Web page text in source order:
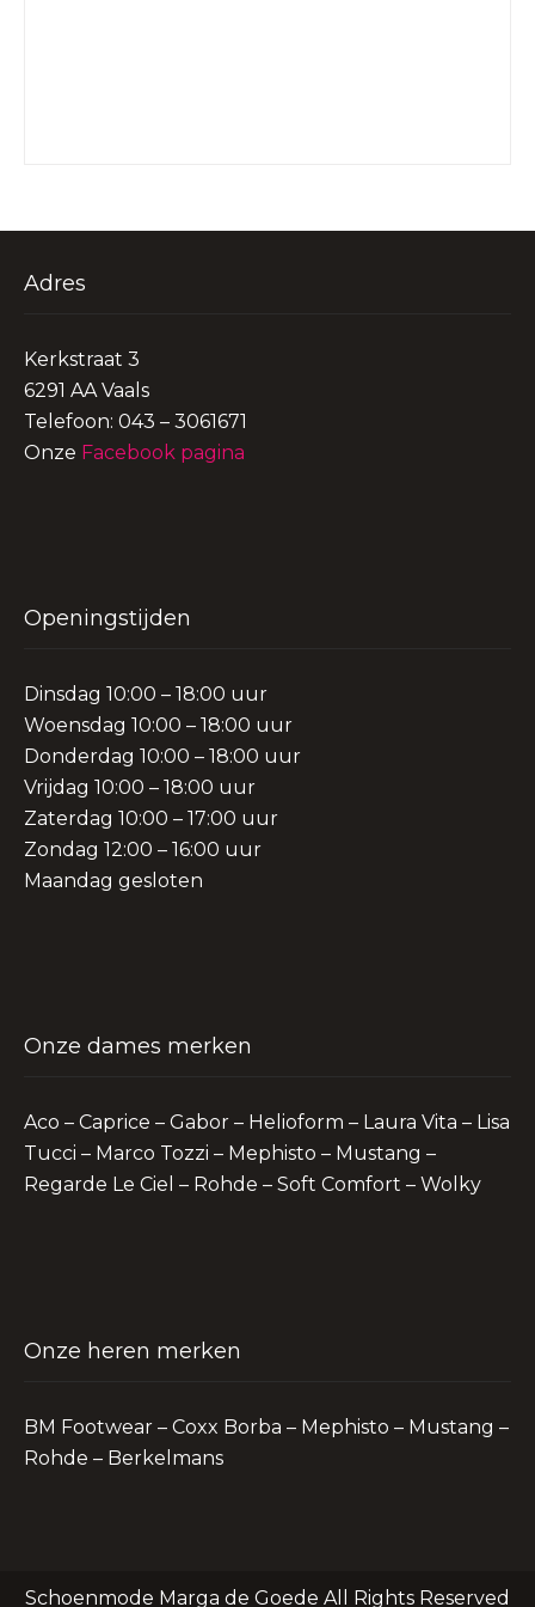
Adres
Kerkstraat 3
6291 AA Vaals
Telefoon: 043 – 3061671
Onze Facebook pagina
Openingstijden
Dinsdag 10:00 – 18:00 uur
Woensdag 10:00 – 18:00 uur
Donderdag 10:00 – 18:00 uur
Vrijdag 10:00 – 18:00 uur
Zaterdag 10:00 – 17:00 uur
Zondag 12:00 – 16:00 uur
Maandag gesloten
Onze dames merken
Aco – Caprice – Gabor – Helioform – Laura Vita – Lisa
Tucci – Marco Tozzi – Mephisto – Mustang –
Regarde Le Ciel – Rohde – Soft Comfort – Wolky
Onze heren merken
BM Footwear – Coxx Borba – Mephisto – Mustang –
Rohde – Berkelmans
Schoenmode Marga de Goede All Rights Reserved